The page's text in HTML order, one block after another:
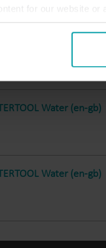
or withdraw your
Solutions
précise
Water (en-gb)
Water (en-gb)